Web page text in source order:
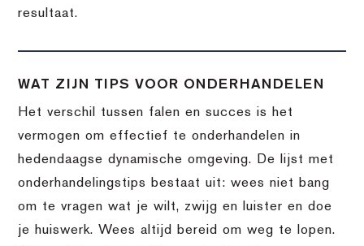
resultaat.
WAT ZIJN TIPS VOOR ONDERHANDELEN
Het verschil tussen falen en succes is het
vermogen om effectief te onderhandelen in
hedendaagse dynamische omgeving. De lijst met
onderhandelingstips bestaat uit: wees niet bang
om te vragen wat je wilt, zwijg en luister en doe
je huiswerk. Wees altijd bereid om weg te lopen.